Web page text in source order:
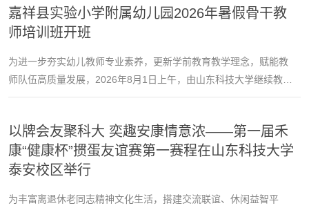
况；仔细查阅项目变更相关资料，核对变更流程合规性与内容合理
性；全面检查工程施工质量，对照标准核查施工工艺与材料使用情
况；同时，对照工期计划，督促施工单位加快推进项目...
嘉祥县实验小学附属幼儿园2026年暑假骨干教
师培训班开班
为进一步夯实幼儿教师专业素养，更新学前教育教学理念，赋能教
师队伍高质量发展，2026年8月1日上午，由山东科技大学继续教育
学院组织的嘉祥县实验小学附属幼儿园2026年暑假骨干教师培训
儿园的60名园长及骨干教师齐聚泰山脚下，开启为期三天的沉浸式
专业提升研修之旅。山东科技大学继续教育学院党总支书记贾长
响、山东科技大学幼儿园园长梁荣芹等出席开班仪式。贾长...
以牌会友聚科大 奕趣安康情意浓——第一届禾
康“健康杯”掼蛋友谊赛第一赛程在山东科技大学
泰安校区举行
为丰富离退休老同志精神文化生活，搭建交流联谊、休闲益智平